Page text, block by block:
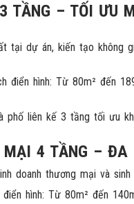
TẦNG – TỐI ƯU
tại dự án, kiến tạo không
điển hình: Từ 80m² đến
MẠI 4 TẦNG – ĐA
doanh thương mại và
hình: Từ 80m² đến